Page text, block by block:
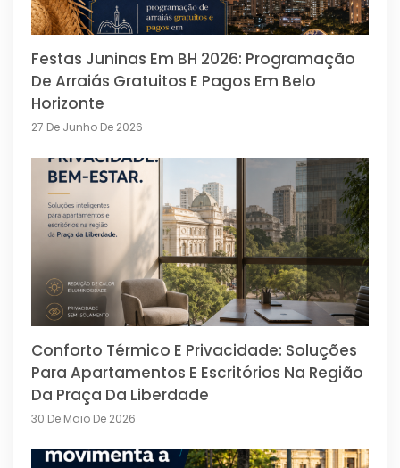
Festas Juninas Em BH 2026: Programação
De Arraiás Gratuitos E Pagos Em Belo
Horizonte
27 De Junho De 2026
Conforto Térmico E Privacidade: Soluções
Para Apartamentos E Escritórios Na Região
Da Praça Da Liberdade
30 De Maio De 2026